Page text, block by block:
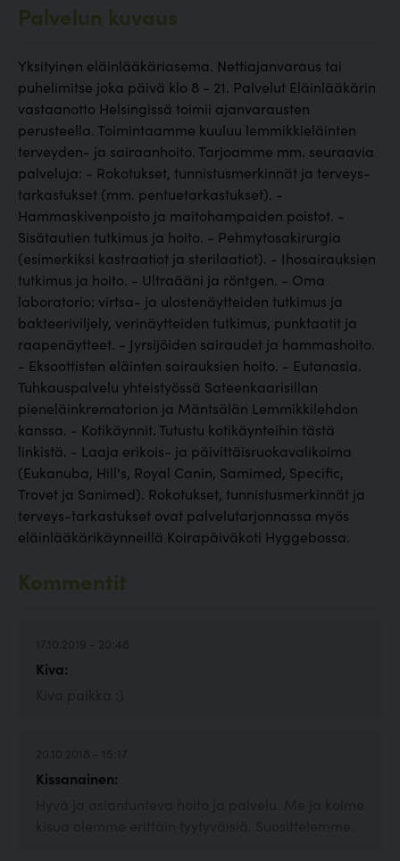
Palvelun kuvaus
Yksityinen eläinlääkäriasema. Nettiajanvaraus tai
puhelimitse joka päivä klo 8 - 21. Palvelut Eläinlääkärin
vastaanotto Helsingissä toimii ajanvarausten
perusteella. Toimintaamme kuuluu lemmikkieläinten
terveyden- ja sairaanhoito. Tarjoamme mm. seuraavia
palveluja: - Rokotukset, tunnistusmerkinnät ja terveys-
tarkastukset (mm. pentuetarkastukset). -
Hammaskivenpoisto ja maitohampaiden poistot. -
Sisätautien tutkimus ja hoito. - Pehmytosakirurgia
(esimerkiksi kastraatiot ja sterilaatiot). - Ihosairauksien
tutkimus ja hoito. - Ultraääni ja röntgen. - Oma
laboratorio: virtsa- ja ulostenäytteiden tutkimus ja
bakteeriviljely, verinäytteiden tutkimus, punktaatit ja
raapenäytteet. - Jyrsijöiden sairaudet ja hammashoito.
- Eksoottisten eläinten sairauksien hoito. - Eutanasia.
Tuhkauspalvelu yhteistyössä Sateenkaarisillan
pieneläinkrematorion ja Mäntsälän Lemmikkilehdon
kanssa. - Kotikäynnit. Tutustu kotikäynteihin tästä
linkistä. - Laaja erikois- ja päivittäisruokavalikoima
(Eukanuba, Hill's, Royal Canin, Samimed, Specific,
Trovet ja Sanimed). Rokotukset, tunnistusmerkinnät ja
terveys-tarkastukset ovat palvelutarjonnassa myös
eläinlääkärikäynneillä Koirapäiväkoti Hyggebossa.
Kommentit
Kiva:
Kissanainen: